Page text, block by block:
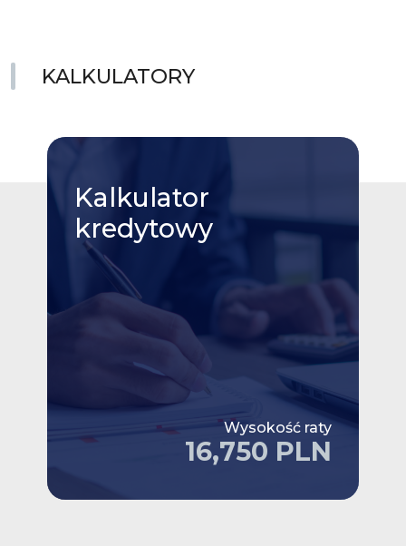
KALKULATORY
Kalkulator
kredytowy
Wysokość raty
16,750 PLN